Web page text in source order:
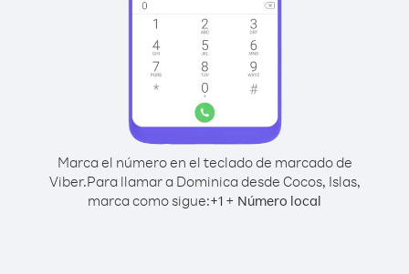
Marca el número en el teclado de marcado de
Viber.Para llamar a Dominica desde Cocos, Islas,
marca como sigue:+1 + Número local